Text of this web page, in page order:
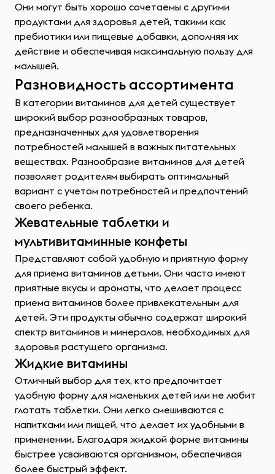
Они могут быть хорошо сочетаемы с другими
продуктами для здоровья детей, такими как
пребиотики или пищевые добавки, дополняя их
действие и обеспечивая максимальную пользу для
малышей.
Разновидность ассортимента
В категории витаминов для детей существует
широкий выбор разнообразных товаров,
предназначенных для удовлетворения
потребностей малышей в важных питательных
веществах. Разнообразие витаминов для детей
позволяет родителям выбирать оптимальный
вариант с учетом потребностей и предпочтений
своего ребенка.
Жевательные таблетки и
мультивитаминные конфеты
Представляют собой удобную и приятную форму
для приема витаминов детьми. Они часто имеют
приятные вкусы и ароматы, что делает процесс
приема витаминов более привлекательным для
детей. Эти продукты обычно содержат широкий
спектр витаминов и минералов, необходимых для
здоровья растущего организма.
Жидкие витамины
Отличный выбор для тех, кто предпочитает
удобную форму для маленьких детей или не любит
глотать таблетки. Они легко смешиваются с
напитками или пищей, что делает их удобными в
применении. Благодаря жидкой форме витамины
быстрее усваиваются организмом, обеспечивая
более быстрый эффект.